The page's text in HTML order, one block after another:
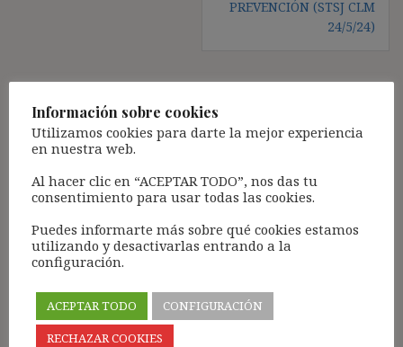
PREVENCIÓN (STSJ CLM
24/5/24)
Deja una respuesta
Tu dirección de correo electrónico no será publicada. Los
Comentario*
Información sobre cookies
Utilizamos cookies para darte la mejor experiencia
en nuestra web.
Al hacer clic en “ACEPTAR TODO”, nos das tu
consentimiento para usar todas las cookies.
Puedes informarte más sobre qué cookies estamos
utilizando y desactivarlas entrando a la
configuración.
ACEPTAR TODO
CONFIGURACIÓN
RECHAZAR COOKIES